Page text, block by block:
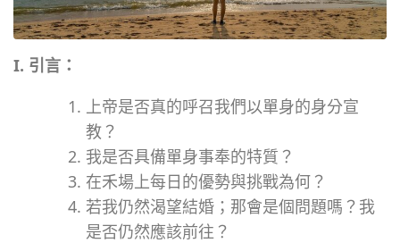
I. 引言：
上帝是否真的呼召我們以單身的身分宣
教？
我是否具備單身事奉的特質？
在禾場上每日的優勢與挑戰為何？
若我仍然渴望結婚；那會是個問題嗎？我
是否仍然應該前往？